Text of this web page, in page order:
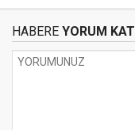
HABERE YORUM KAT